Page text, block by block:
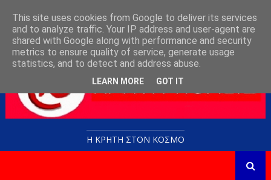
Η ΚΡΗΤΗ ΣΤΟN KOΣΜΟ
This site uses cookies from Google to deliver its services
and to analyze traffic. Your IP address and user-agent are
shared with Google along with performance and security
metrics to ensure quality of service, generate usage
statistics, and to detect and address abuse.
LEARN MORE GOT IT